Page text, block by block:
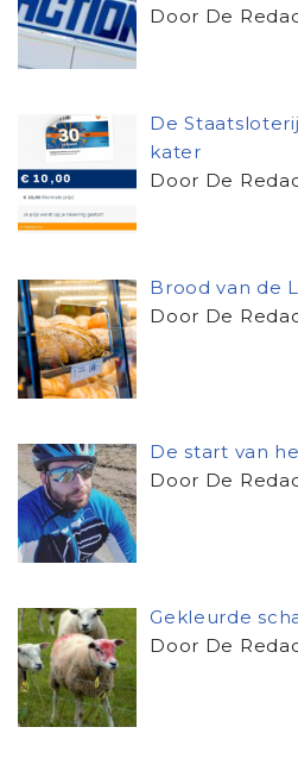
Door De
De
kater
Door De
Brood van de
Door De
De start van
Door De
Gekleurde
Door De